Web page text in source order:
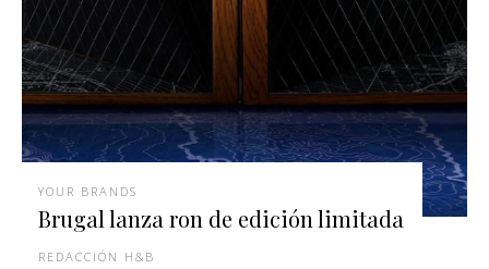
YOUR BRANDS
Brugal lanza ron de edición limitada
REDACCIÓN H&B